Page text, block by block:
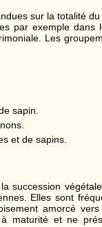
sur la totalité
par exemple dans
Les
sapin.
et de sapins.
succession
Elles sont
amorcé
maturité et ne